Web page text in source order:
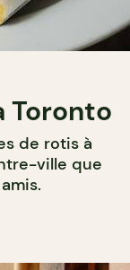
Toronto
de rotis à
ville que